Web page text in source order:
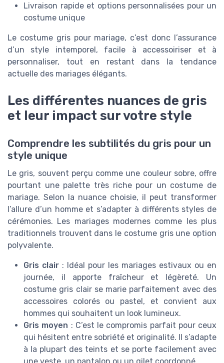
Livraison rapide et options personnalisées pour un
costume unique
Le costume gris pour mariage, c’est donc l’assurance
d’un style intemporel, facile à accessoiriser et à
personnaliser, tout en restant dans la tendance
actuelle des mariages élégants.
Les différentes nuances de gris
et leur impact sur votre style
Comprendre les subtilités du gris pour un
style unique
Le gris, souvent perçu comme une couleur sobre, offre
pourtant une palette très riche pour un costume de
mariage. Selon la nuance choisie, il peut transformer
l’allure d’un homme et s’adapter à différents styles de
cérémonies. Les mariages modernes comme les plus
traditionnels trouvent dans le costume gris une option
polyvalente.
Gris clair : Idéal pour les mariages estivaux ou en
journée, il apporte fraîcheur et légèreté. Un
costume gris clair se marie parfaitement avec des
accessoires colorés ou pastel, et convient aux
hommes qui souhaitent un look lumineux.
Gris moyen : C’est le compromis parfait pour ceux
qui hésitent entre sobriété et originalité. Il s’adapte
à la plupart des teints et se porte facilement avec